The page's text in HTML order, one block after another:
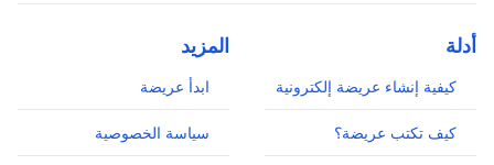
أدلة
كيفية إنشاء عريضة إلكترونية
كيف تكتب عريضة؟
المزيد
ابدأ عريضة
سياسة الخصوصية